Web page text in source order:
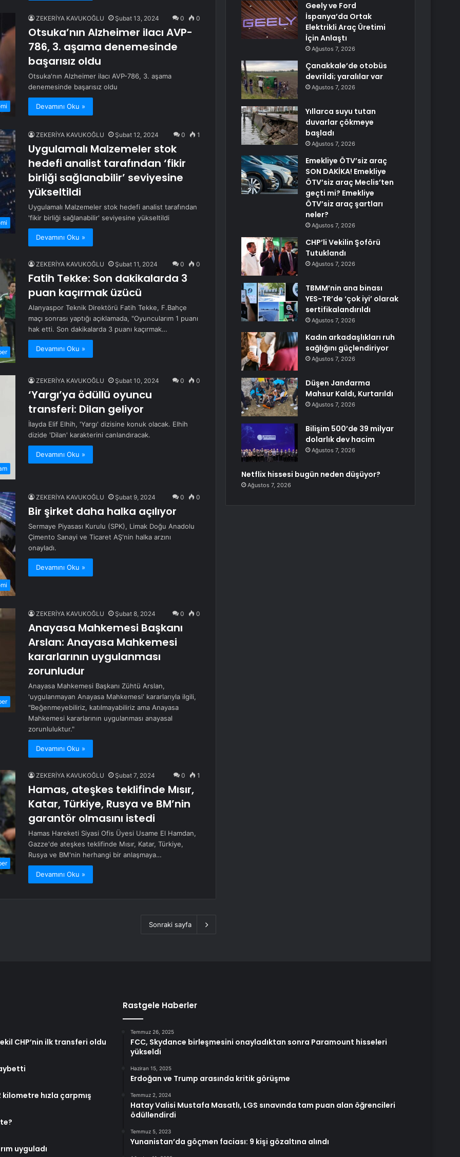
ZEKERİYA KAVUKOĞLU Şubat 13, 2024 0 0
Otsuka’nın Alzheimer ilacı AVP-
786, 3. aşama denemesinde
başarısız oldu
Otsuka'nın Alzheimer ilacı AVP-786, 3. aşama
denemesinde başarısız oldu
Devamını Oku »
ZEKERİYA KAVUKOĞLU Şubat 12, 2024 0 1
Uygulamalı Malzemeler stok
hedefi analist tarafından ‘fikir
birliği sağlanabilir’ seviyesine
yükseltildi
Uygulamalı Malzemeler stok hedefi analist tarafından
'fikir birliği sağlanabilir' seviyesine yükseltildi
Devamını Oku »
ZEKERİYA KAVUKOĞLU Şubat 11, 2024 0 0
Fatih Tekke: Son dakikalarda 3
puan kaçırmak üzücü
Alanyaspor Teknik Direktörü Fatih Tekke, F.Bahçe
maçı sonrası yaptığı açıklamada, "Oyuncularım 1 puanı
hak etti. Son dakikalarda 3 puanı kaçırmak…
Devamını Oku »
ZEKERİYA KAVUKOĞLU Şubat 10, 2024 0 0
‘Yargı’ya ödüllü oyuncu
transferi: Dilan geliyor
İlayda Elif Elhih, 'Yargı' dizisine konuk olacak. Elhih
dizide 'Dilan' karakterini canlandıracak.
Devamını Oku »
ZEKERİYA KAVUKOĞLU Şubat 9, 2024 0 0
Bir şirket daha halka açılıyor
Sermaye Piyasası Kurulu (SPK), Limak Doğu Anadolu
Çimento Sanayi ve Ticaret AŞ'nin halka arzını
onayladı.
Devamını Oku »
ZEKERİYA KAVUKOĞLU Şubat 8, 2024 0 0
Anayasa Mahkemesi Başkanı
Arslan: Anayasa Mahkemesi
kararlarının uygulanması
zorunludur
Anayasa Mahkemesi Başkanı Zühtü Arslan,
'uygulanmayan Anayasa Mahkemesi' kararlarıyla ilgili,
"Beğenmeyebiliriz, katılmayabiliriz ama Anayasa
Mahkemesi kararlarının uygulanması anayasal
zorunluluktur."
Devamını Oku »
ZEKERİYA KAVUKOĞLU Şubat 7, 2024 0 1
Hamas, ateşkes teklifinde Mısır,
Katar, Türkiye, Rusya ve BM’nin
garantör olmasını istedi
Hamas Hareketi Siyasi Ofis Üyesi Usame El Hamdan,
Gazze'de ateşkes teklifinde Mısır, Katar, Türkiye,
Rusya ve BM'nin herhangi bir anlaşmaya…
Devamını Oku »
Sonraki sayfa
Geely ve Ford
İspanya’da Ortak
Elektrikli Araç Üretimi
İçin Anlaştı
Ağustos 7, 2026
Çanakkale’de otobüs
devrildi; yaralılar var
Ağustos 7, 2026
Yıllarca suyu tutan
duvarlar çökmeye
başladı
Ağustos 7, 2026
Emekliye ÖTV’siz araç
SON DAKİKA! Emekliye
ÖTV’siz araç Meclis’ten
geçti mi? Emekliye
ÖTV’siz araç şartları
neler?
Ağustos 7, 2026
CHP’li Vekilin Şoförü
Tutuklandı
Ağustos 7, 2026
TBMM’nin ana binası
YES-TR’de ‘çok iyi’ olarak
sertifikalandırıldı
Ağustos 7, 2026
Kadın arkadaşlıkları ruh
sağlığını güçlendiriyor
Ağustos 7, 2026
Düşen Jandarma
Mahsur Kaldı, Kurtarıldı
Ağustos 7, 2026
Bilişim 500’de 39 milyar
dolarlık dev hacim
Ağustos 7, 2026
Netflix hissesi bugün neden düşüyor?
Ağustos 7, 2026
CHP’nin ilk transferi oldu
kilometre hızla çarpmış
uyguladı
Rastgele Haberler
Temmuz 26, 2025
FCC, Skydance birleşmesini onayladıktan sonra Paramount hisseleri
yükseldi
Haziran 15, 2025
Erdoğan ve Trump arasında kritik görüşme
Temmuz 2, 2024
Hatay Valisi Mustafa Masatlı, LGS sınavında tam puan alan öğrencileri
ödüllendirdi
Temmuz 5, 2023
Yunanistan’da göçmen faciası: 9 kişi gözaltına alındı